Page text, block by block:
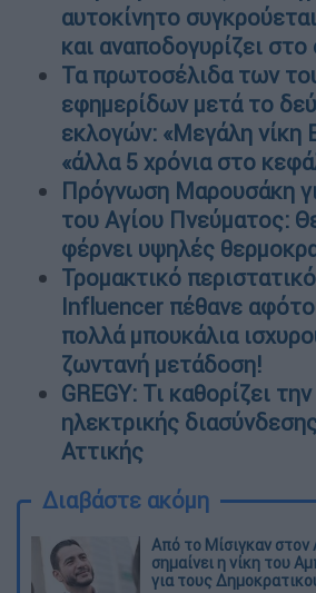
αυτοκίνητο
και αναποδογυρίζει
Τα πρωτοσέλιδα των
εφημερίδων μετά το
εκλογών: «Μεγάλη νίκη
«άλλα 5 χρόνια στο
Πρόγνωση Μαρουσάκη
του Αγίου Πνεύματος:
φέρνει υψηλές
Τρομακτικό
Influencer πέθανε
πολλά μπουκάλια
ζωντανή μετάδοση!
GREGY: Τι καθορίζει
ηλεκτρικής
Αττικής
Διαβάστε ακόμη
Από το Μίσιγκαν στον
σημαίνει η νίκη του
για τους